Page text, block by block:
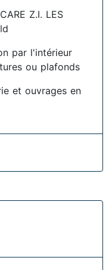
Z.I. LES
par l'intérieur
ou plafonds
et ouvrages en